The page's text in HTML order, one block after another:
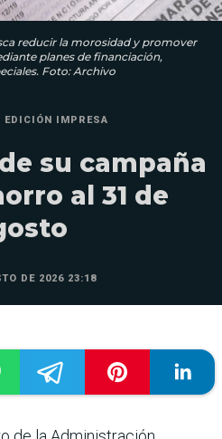
reducir la morosidad y promover
planes de financiación,
Foto: Archivo
EDICIÓN IMPRESA
su campaña
al 31 de
DE 2026 23:18